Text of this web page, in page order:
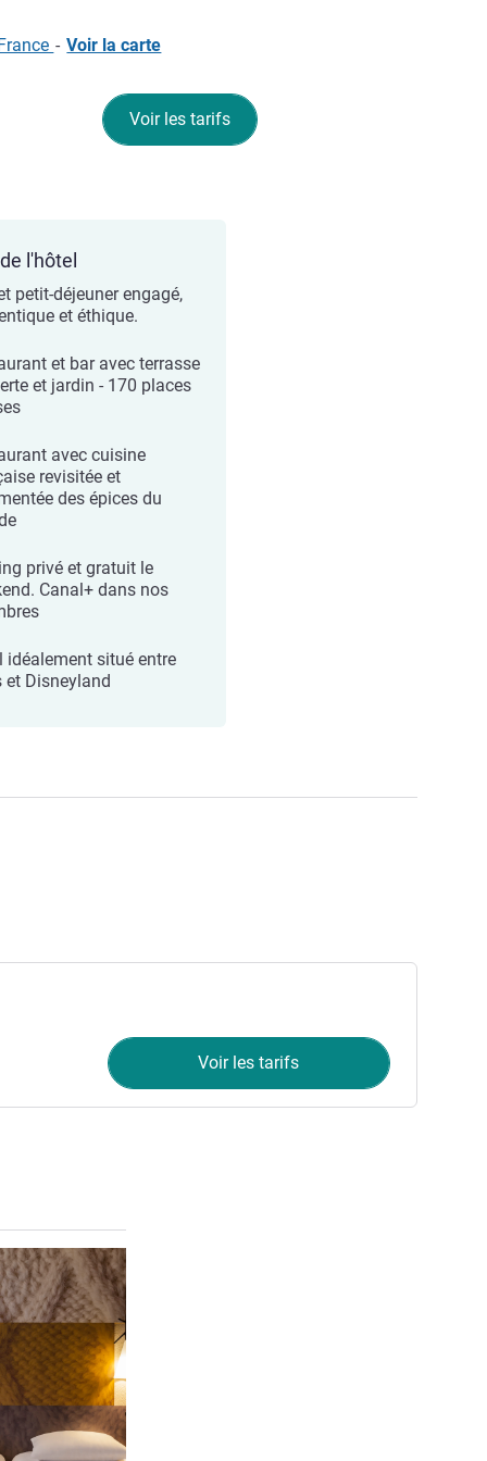
- Voir la carte
Voir les tarifs
l'hôtel
petit-déjeuner engagé,
et éthique.
et bar avec terrasse
et jardin - 170 places
avec cuisine
revisitée et
des épices du
privé et gratuit le
Canal+ dans nos
idéalement situé entre
et Disneyland
Voir les tarifs